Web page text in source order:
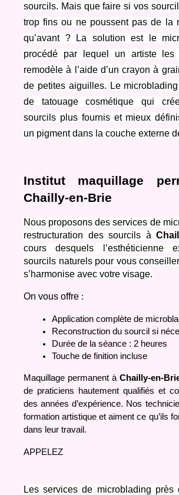
sourcils. Mais que faire si vos
trop fins ou ne poussent pas de la
qu’avant ? La solution est le
procédé par lequel un artiste
remodèle à l’aide d’un crayon à
de petites aiguilles. Le
de tatouage cosmétique qui
sourcils plus fournis et mieux
un pigment dans la couche externe
Institut maquillage
Chailly-en-Brie
Nous proposons des services de
restructuration des sourcils à
cours desquels l’esthéticienne
sourcils naturels pour vous
s’harmonise avec votre visage.
On vous offre :
Application complète de
Reconstruction du sourcil si
Durée de la séance : 2 heures
Touche de finition incluse
Maquillage permanent à Chailly-en-
de praticiens hautement qualifiés et
des années d’expérience. Nos
formation artistique et aiment ce qu’ils
dans leur travail.
APPELEZ
Les services de microblading près